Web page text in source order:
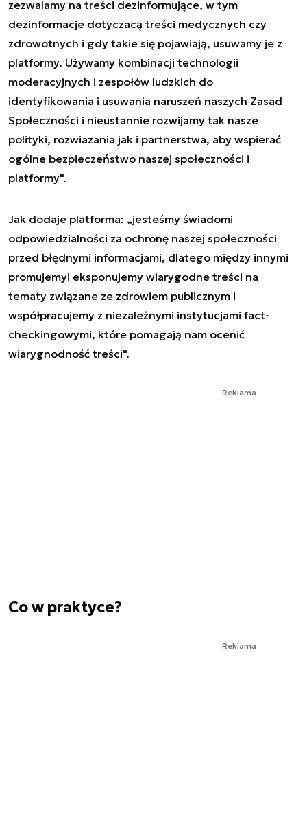
zezwalamy na treści dezinformujące, w tym
dezinformacje dotyczacą treści medycznych czy
zdrowotnych i gdy takie się pojawiają, usuwamy je z
platformy. Używamy kombinacji technologii
moderacyjnych i zespołów ludzkich do
identyfikowania i usuwania naruszeń naszych Zasad
Społeczności i nieustannie rozwijamy tak nasze
polityki, rozwiazania jak i partnerstwa, aby wspierać
ogólne bezpieczeństwo naszej społeczności i
platformy".
Jak dodaje platforma: „jesteśmy świadomi
odpowiedzialności za ochronę naszej społeczności
przed błędnymi informacjami, dlatego między innymi
promujemyi eksponujemy wiarygodne treści na
tematy związane ze zdrowiem publicznym i
współpracujemy z niezależnymi instytucjami fact-
checkingowymi, które pomagają nam ocenić
wiarygnodność treści".
Reklama
Co w praktyce?
Reklama